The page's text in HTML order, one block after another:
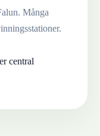
. Många
central